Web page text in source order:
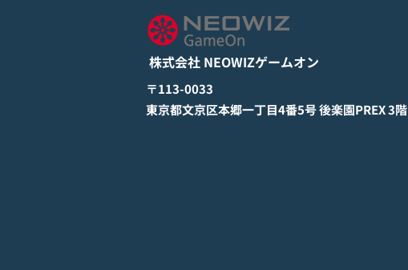
けて正式リリース！
詳しくは下記PDFをご確認くださ
い。 【ゲームオン プレスリリ
ース】 モバイル新作『ぼのぼの
なにしてる？』 Google Play
StoreとApp Storeから全世界に
向けて正式リリース！ #ぼのぼの
株式会社 NEOWIZゲームオン
​〒113-0033
​東京都文京区本郷一丁目4番5号 後楽園PREX 3階